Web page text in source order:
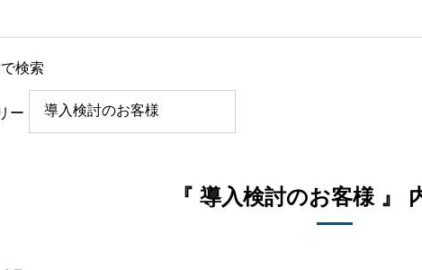
検索
ー
『 導入検討のお客様 』